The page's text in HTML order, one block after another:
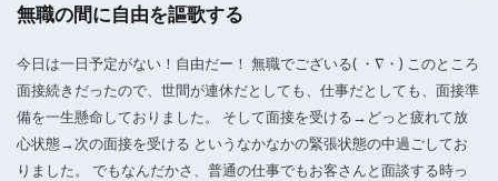
無職の間に自由を謳歌する
今日は一日予定がない！自由だー！ 無職でございる( ・∇・) このところ
面接続きだったので、世間が連休だとしても、仕事だとしても、面接準
備を一生懸命しておりました。 そして面接を受ける→どっと疲れて放
心状態→次の面接を受ける というなかなかの緊張状態の中過ごしてお
りました。 でもなんだかさ、普通の仕事でもお客さんと面談する時っ